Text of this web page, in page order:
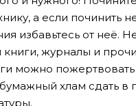
а если починить
избавьтесь от неё.
журналы и
можно пожертвовать
хлам сдать в